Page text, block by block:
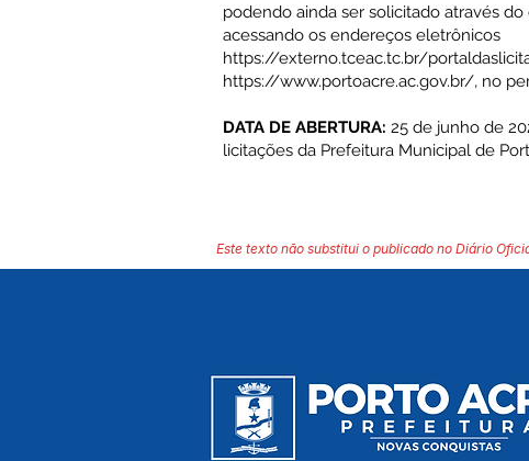
podendo ainda ser solicitado através
acessando os endereços eletrônicos
https://externo.tceac.tc.br/
https://www.portoacre.ac.gov.br/, no
DATA DE ABERTURA: 25 de junho de
licitações da Prefeitura Municipal de
Este texto não substitui o publicado no Diário